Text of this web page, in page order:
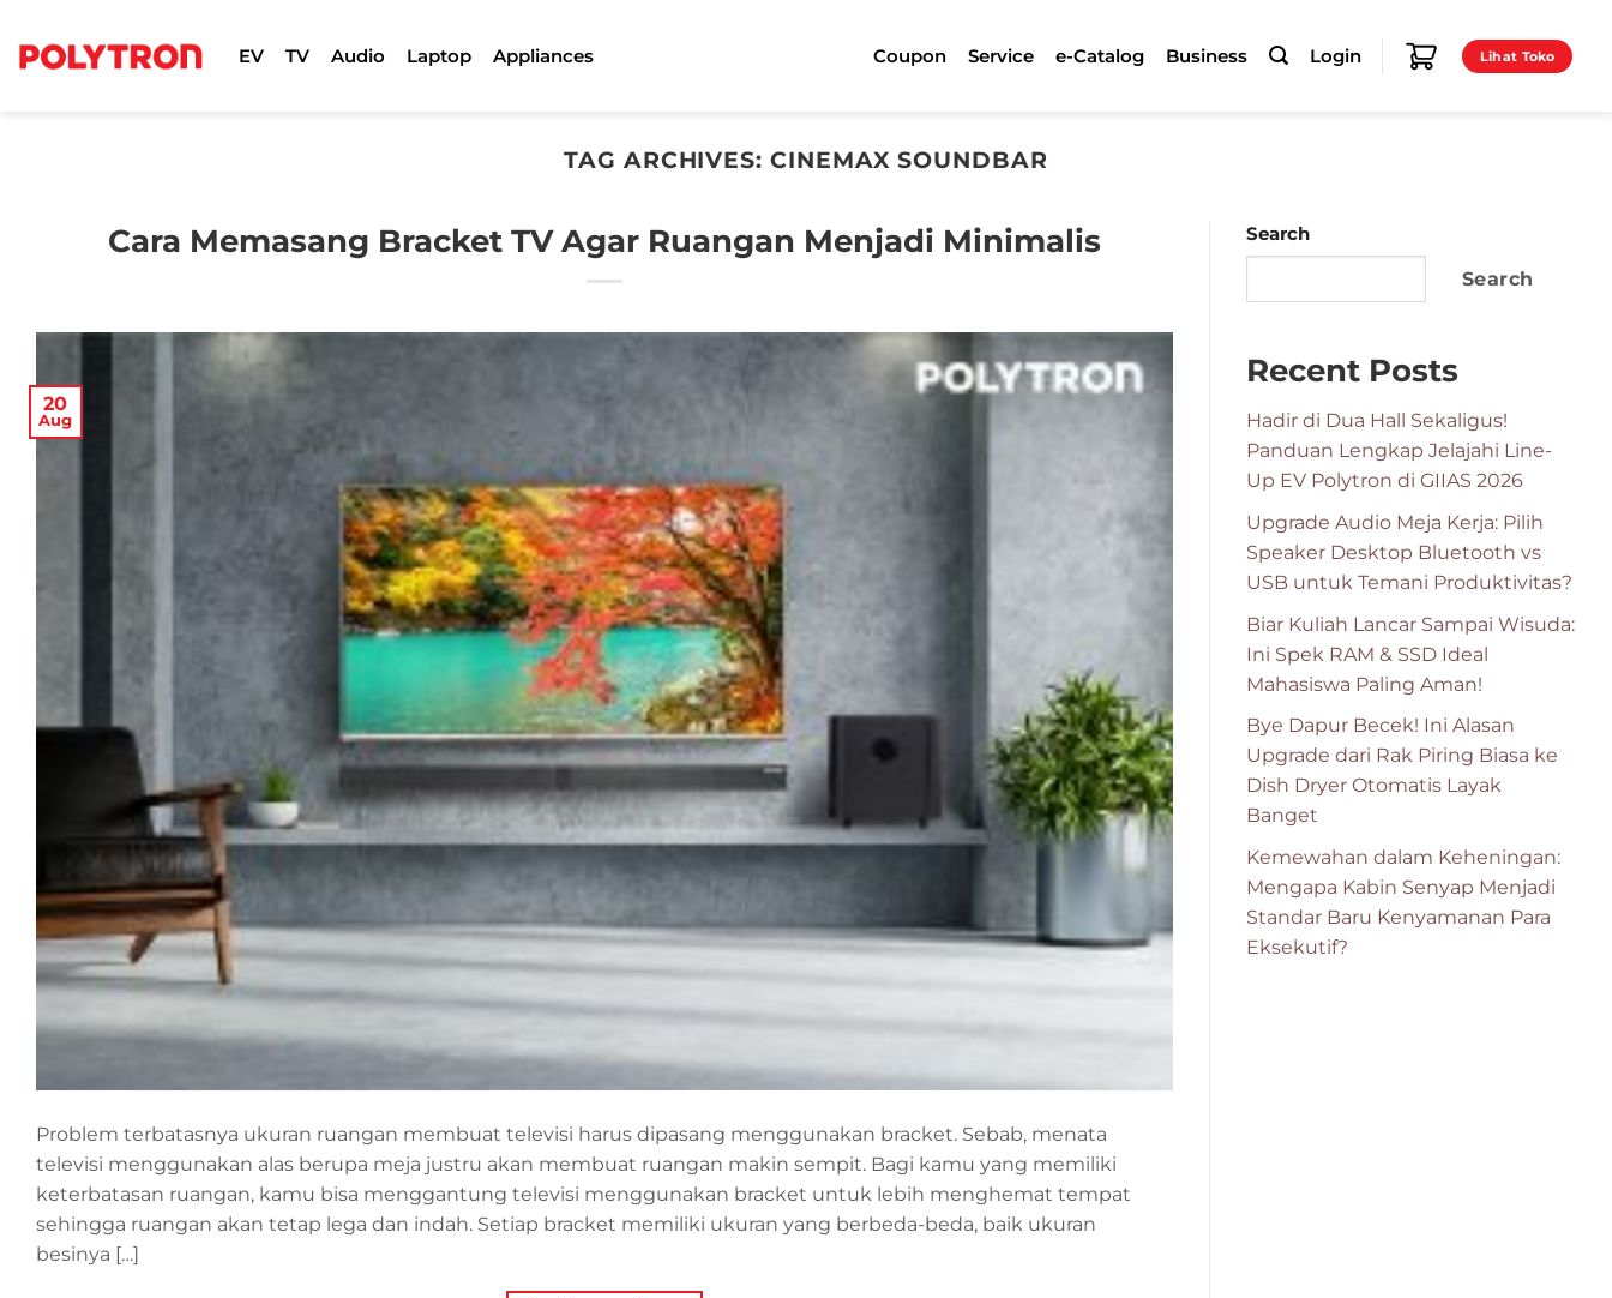
content
EV TV Audio Laptop Appliances Coupon Service e-Catalog Business Login Lihat Toko
TAG ARCHIVES:CINEMAX SOUNDBAR
Cara Memasang Bracket TV Agar Ruangan Menjadi Minimalis
20
Aug
Problem terbatasnya ukuran ruangan membuat televisi harus dipasang menggunakan bracket. Sebab, menata
televisi menggunakan alas berupa meja justru akan membuat ruangan makin sempit. Bagi kamu yang memiliki
keterbatasan ruangan, kamu bisa menggantung televisi menggunakan bracket untuk lebih menghemat tempat
sehingga ruangan akan tetap lega dan indah. Setiap bracket memiliki ukuran yang berbeda-beda, baik ukuran
besinya […]
Search
Search
Recent Posts
Hadir di Dua Hall Sekaligus!
Panduan Lengkap Jelajahi Line-
Up EV Polytron di GIIAS 2026
Upgrade Audio Meja Kerja: Pilih
Speaker Desktop Bluetooth vs
USB untuk Temani Produktivitas?
Biar Kuliah Lancar Sampai Wisuda:
Ini Spek RAM & SSD Ideal
Mahasiswa Paling Aman!
Bye Dapur Becek! Ini Alasan
Upgrade dari Rak Piring Biasa ke
Dish Dryer Otomatis Layak
Banget
Kemewahan dalam Keheningan:
Mengapa Kabin Senyap Menjadi
Standar Baru Kenyamanan Para
Eksekutif?